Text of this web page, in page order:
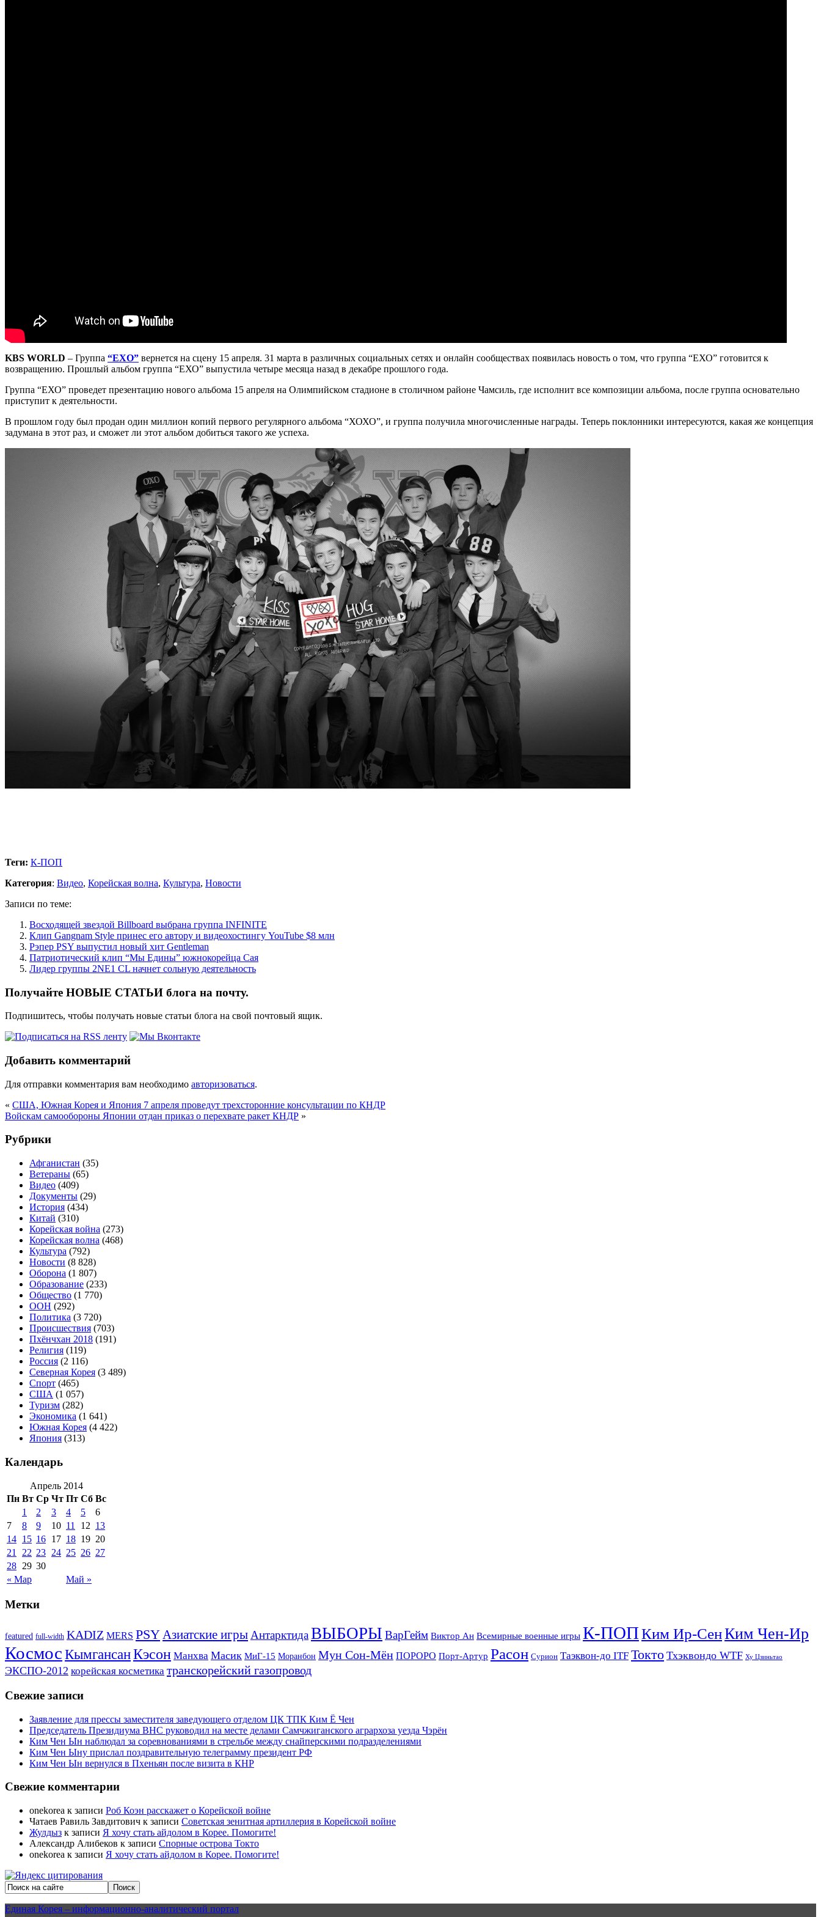
KBS WORLD – Группа “EXO” вернется на сцену 15 апреля. 31 марта в различных социальных сетях и онлайн сообществах появилась новость о том, что группа “ЕХО” готовится к
возвращению. Прошлый альбом группа “ЕХО” выпустила четыре месяца назад в декабре прошлого года.
Группа “ЕХО” проведет презентацию нового альбома 15 апреля на Олимпийском стадионе в столичном районе Чамсиль, где исполнит все композиции альбома, после группа основательно
приступит к деятельности.
В прошлом году был продан один миллион копий первого регулярного альбома “ХОХО”, и группа получила многочисленные награды. Теперь поклонники интересуются, какая же концепция
задумана в этот раз, и сможет ли этот альбом добиться такого же успеха.
Теги: К-ПОП
Категория: Видео, Корейская волна, Культура, Новости
Записи по теме:
Восходящей звездой Billboard выбрана группа INFINITE
Клип Gangnam Style принес его автору и видеохостингу YouTube $8 млн
Рэпер PSY выпустил новый хит Gentleman
Патриотический клип “Мы Едины” южнокорейца Сая
Лидер группы 2NE1 CL начнет сольную деятельность
Получайте НОВЫЕ СТАТЬИ блога на почту.
Подпишитесь, чтобы получать новые статьи блога на свой почтовый ящик.
Добавить комментарий
Для отправки комментария вам необходимо авторизоваться.
« США, Южная Корея и Япония 7 апреля проведут трехсторонние консультации по КНДР
Войскам самообороны Японии отдан приказ о перехвате ракет КНДР »
Рубрики
Афганистан (35)
Ветераны (65)
Видео (409)
Документы (29)
История (434)
Китай (310)
Корейская война (273)
Корейская волна (468)
Культура (792)
Новости (8 828)
Оборона (1 807)
Образование (233)
Общество (1 770)
ООН (292)
Политика (3 720)
Происшествия (703)
Пхёнчхан 2018 (191)
Религия (119)
Россия (2 116)
Северная Корея (3 489)
Спорт (465)
США (1 057)
Туризм (282)
Экономика (1 641)
Южная Корея (4 422)
Япония (313)
Календарь
Апрель 2014
Пн Вт Ср Чт Пт Сб Вс
« Мар Май »
1 2 3 4 5
6
7
8 9 10 11 12 13
14 15 16 17 18 19 20
21
22 23 24 25 26 27
28 29 30
Метки
featured full-width KADIZ MERS PSYАзиатские игры АнтарктидаВЫБОРЫ ВарГейм Виктор Ан Всемирные военные игры К-ПОПКим Ир-СенКим Чен-Ир
Космос КымгансанКэсон Манхва Масик МиГ-15 Моранбон Мун Сон-Мён ПОРОРО Порт-Артур Расон Сурион Таэквон-до ITF Токто Тхэквондо WTF Ху Цзиньтао
ЭКСПО-2012 корейская косметика транскорейский газопровод
Свежие записи
Заявление для прессы заместителя заведующего отделом ЦК ТПК Ким Ё Чен
Председатель Президиума ВНС руководил на месте делами Самчжиганского агрархоза уезда Чэрён
Ким Чен Ын наблюдал за соревнованиями в стрельбе между снайперскими подразделениями
Ким Чен Ыну прислал поздравительную телеграмму президент РФ
Ким Чен Ын вернулся в Пхеньян после визита в КНР
Свежие комментарии
onekorea к записи Роб Коэн расскажет о Корейской войне
Чатаев Равиль Завдитович к записи Советская зенитная артиллерия в Корейской войне
Жулдыз к записи Я хочу стать айдолом в Корее. Помогите!
Александр Алибеков к записи Спорные острова Токто
onekorea к записи Я хочу стать айдолом в Корее. Помогите!
Единая Корея – информационно-аналитический портал